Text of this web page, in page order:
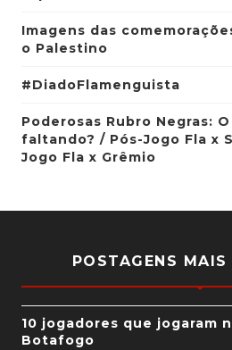
Imagens das
o Palestino
#DiadoFlamenguista
Poderosas Rubro Negras:
faltando? / Pós-Jogo Fla x
Jogo Fla x Grêmio
POSTAGENS
10 jogadores que jogaram
Botafogo